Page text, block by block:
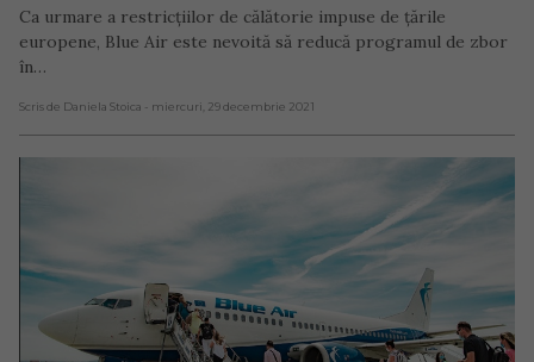
Ca urmare a restricțiilor de călătorie impuse de țările
europene, Blue Air este nevoită să reducă programul de zbor
în…
Scris de Daniela Stoica - miercuri, 29 decembrie 2021